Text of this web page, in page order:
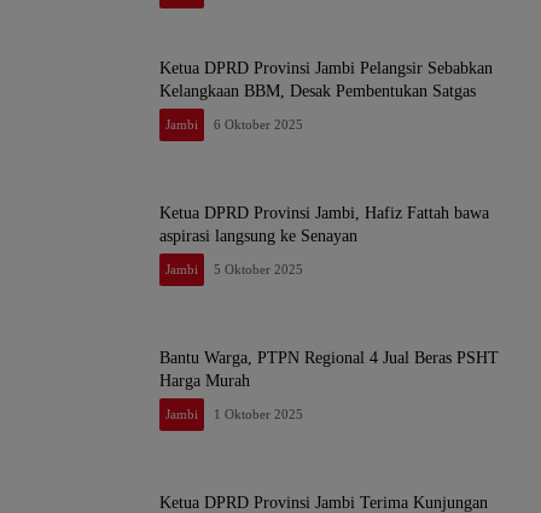
Ketua DPRD Provinsi Jambi Pelangsir Sebabkan
Kelangkaan BBM, Desak Pembentukan Satgas
Jambi 6 Oktober 2025
Ketua DPRD Provinsi Jambi, Hafiz Fattah bawa
aspirasi langsung ke Senayan
Jambi 5 Oktober 2025
Bantu Warga, PTPN Regional 4 Jual Beras PSHT
Harga Murah
Jambi 1 Oktober 2025
Ketua DPRD Provinsi Jambi Terima Kunjungan